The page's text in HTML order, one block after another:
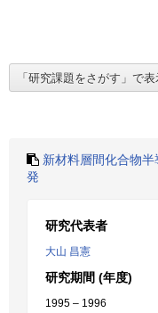
新材料層間化合物
発
研究代表者
大山 昌憲
研究期間 (年度)
1995 – 1996